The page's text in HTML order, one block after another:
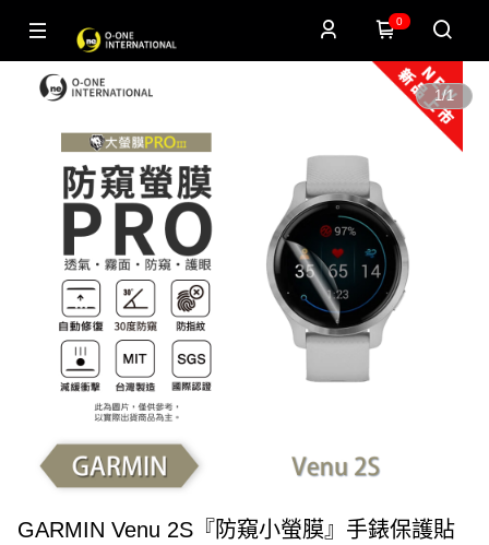
0
1/1
GARMIN Venu 2S『防窺小螢膜』手錶保護貼